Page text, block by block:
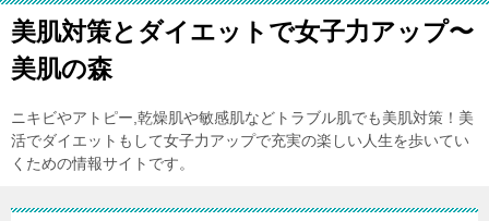
美肌対策とダイエットで女子力アップ〜
美肌の森
ニキビやアトピー,乾燥肌や敏感肌などトラブル肌でも美肌対策！美
活でダイエットもして女子力アップで充実の楽しい人生を歩いてい
くための情報サイトです。